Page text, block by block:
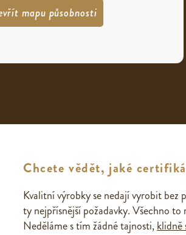
mapu působnosti
Chcete vědět, jaké
Kvalitní výrobky se nedají vyrobit bez
ty nejpřísnější požadavky. Všechno
Neděláme s tím žádné tajnosti,klidně